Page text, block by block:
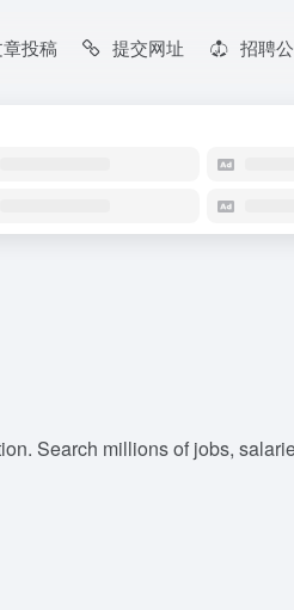
投稿 提交网址 招聘
Search millions of jobs,